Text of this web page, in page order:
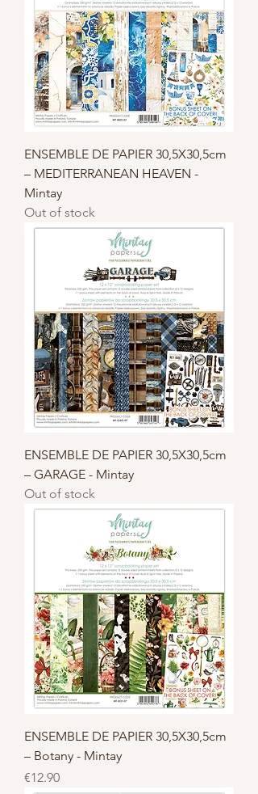
ENSEMBLE DE PAPIER 30,5X30,5cm
– MEDITERRANEAN HEAVEN -
Mintay
Out of stock
ENSEMBLE DE PAPIER 30,5X30,5cm
– GARAGE - Mintay
Out of stock
ENSEMBLE DE PAPIER 30,5X30,5cm
– Botany - Mintay
Price
€12.90